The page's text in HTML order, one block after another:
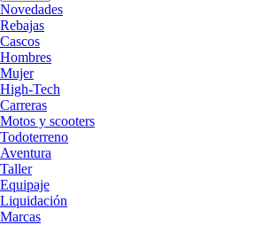
Novedades
Rebajas
Cascos
Hombres
Mujer
High-Tech
Carreras
Motos y scooters
Todoterreno
Aventura
Taller
Equipaje
Liquidación
Marcas